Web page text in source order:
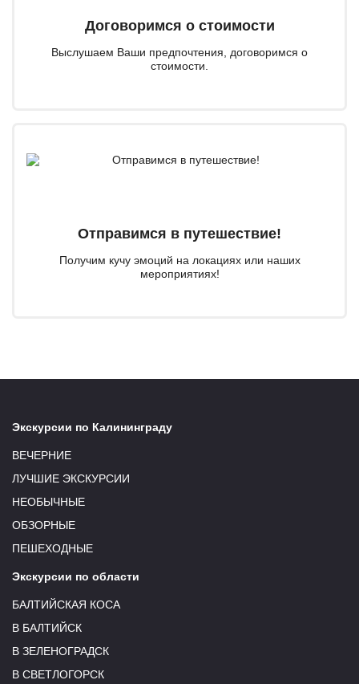
Договоримся о стоимости
Выслушаем Ваши предпочтения, договоримся о
стоимости.
Отправимся в путешествие!
Получим кучу эмоций на локациях или наших
мероприятиях!
Экскурсии по Калининграду
ВЕЧЕРНИЕ
ЛУЧШИЕ ЭКСКУРСИИ
НЕОБЫЧНЫЕ
ОБЗОРНЫЕ
ПЕШЕХОДНЫЕ
Экскурсии по области
БАЛТИЙСКАЯ КОСА
В БАЛТИЙСК
В ЗЕЛЕНОГРАДСК
В СВЕТЛОГОРСК